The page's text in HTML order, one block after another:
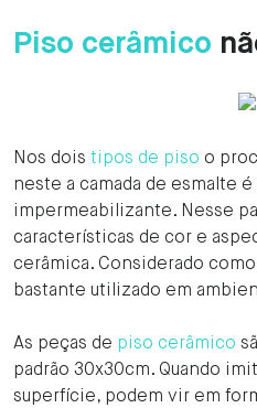
Piso cerâmico
Nos dois tipos de piso o
neste a camada de esmalte
impermeabilizante. Nesse
características de cor e
cerâmica. Considerado
bastante utilizado em
As peças de piso cerâmico
padrão 30x30cm. Quando
superfície, podem vir em